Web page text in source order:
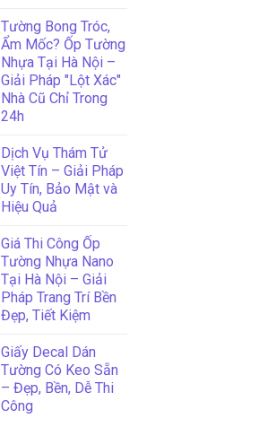
Tường Bong Tróc,
Ẩm Mốc? Ốp Tường
Nhựa Tại Hà Nội –
Giải Pháp "Lột Xác"
Nhà Cũ Chỉ Trong
24h
Dịch Vụ Thám Tử
Việt Tín – Giải Pháp
Uy Tín, Bảo Mật và
Hiệu Quả
Giá Thi Công Ốp
Tường Nhựa Nano
Tại Hà Nội – Giải
Pháp Trang Trí Bền
Đẹp, Tiết Kiệm
Giấy Decal Dán
Tường Có Keo Sẵn
– Đẹp, Bền, Dễ Thi
Công